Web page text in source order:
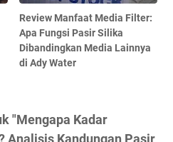
Review Manfaat Media Filter:
Apa Fungsi Pasir Silika
Dibandingkan Media Lainnya
di Ady Water
"Mengapa Kadar